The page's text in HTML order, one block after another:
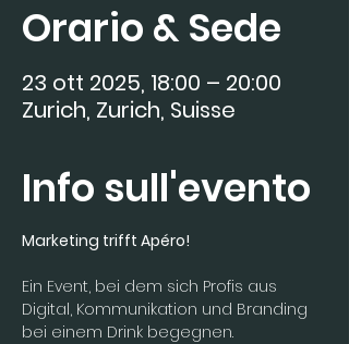
Orario & Sede
23 ott 2025, 18:00 – 20:00
Zurich, Zurich, Suisse
Info sull'evento
Marketing trifft Apéro!
Ein Event, bei dem sich Profis aus
Digital, Kommunikation und Branding
bei einem Drink begegnen.